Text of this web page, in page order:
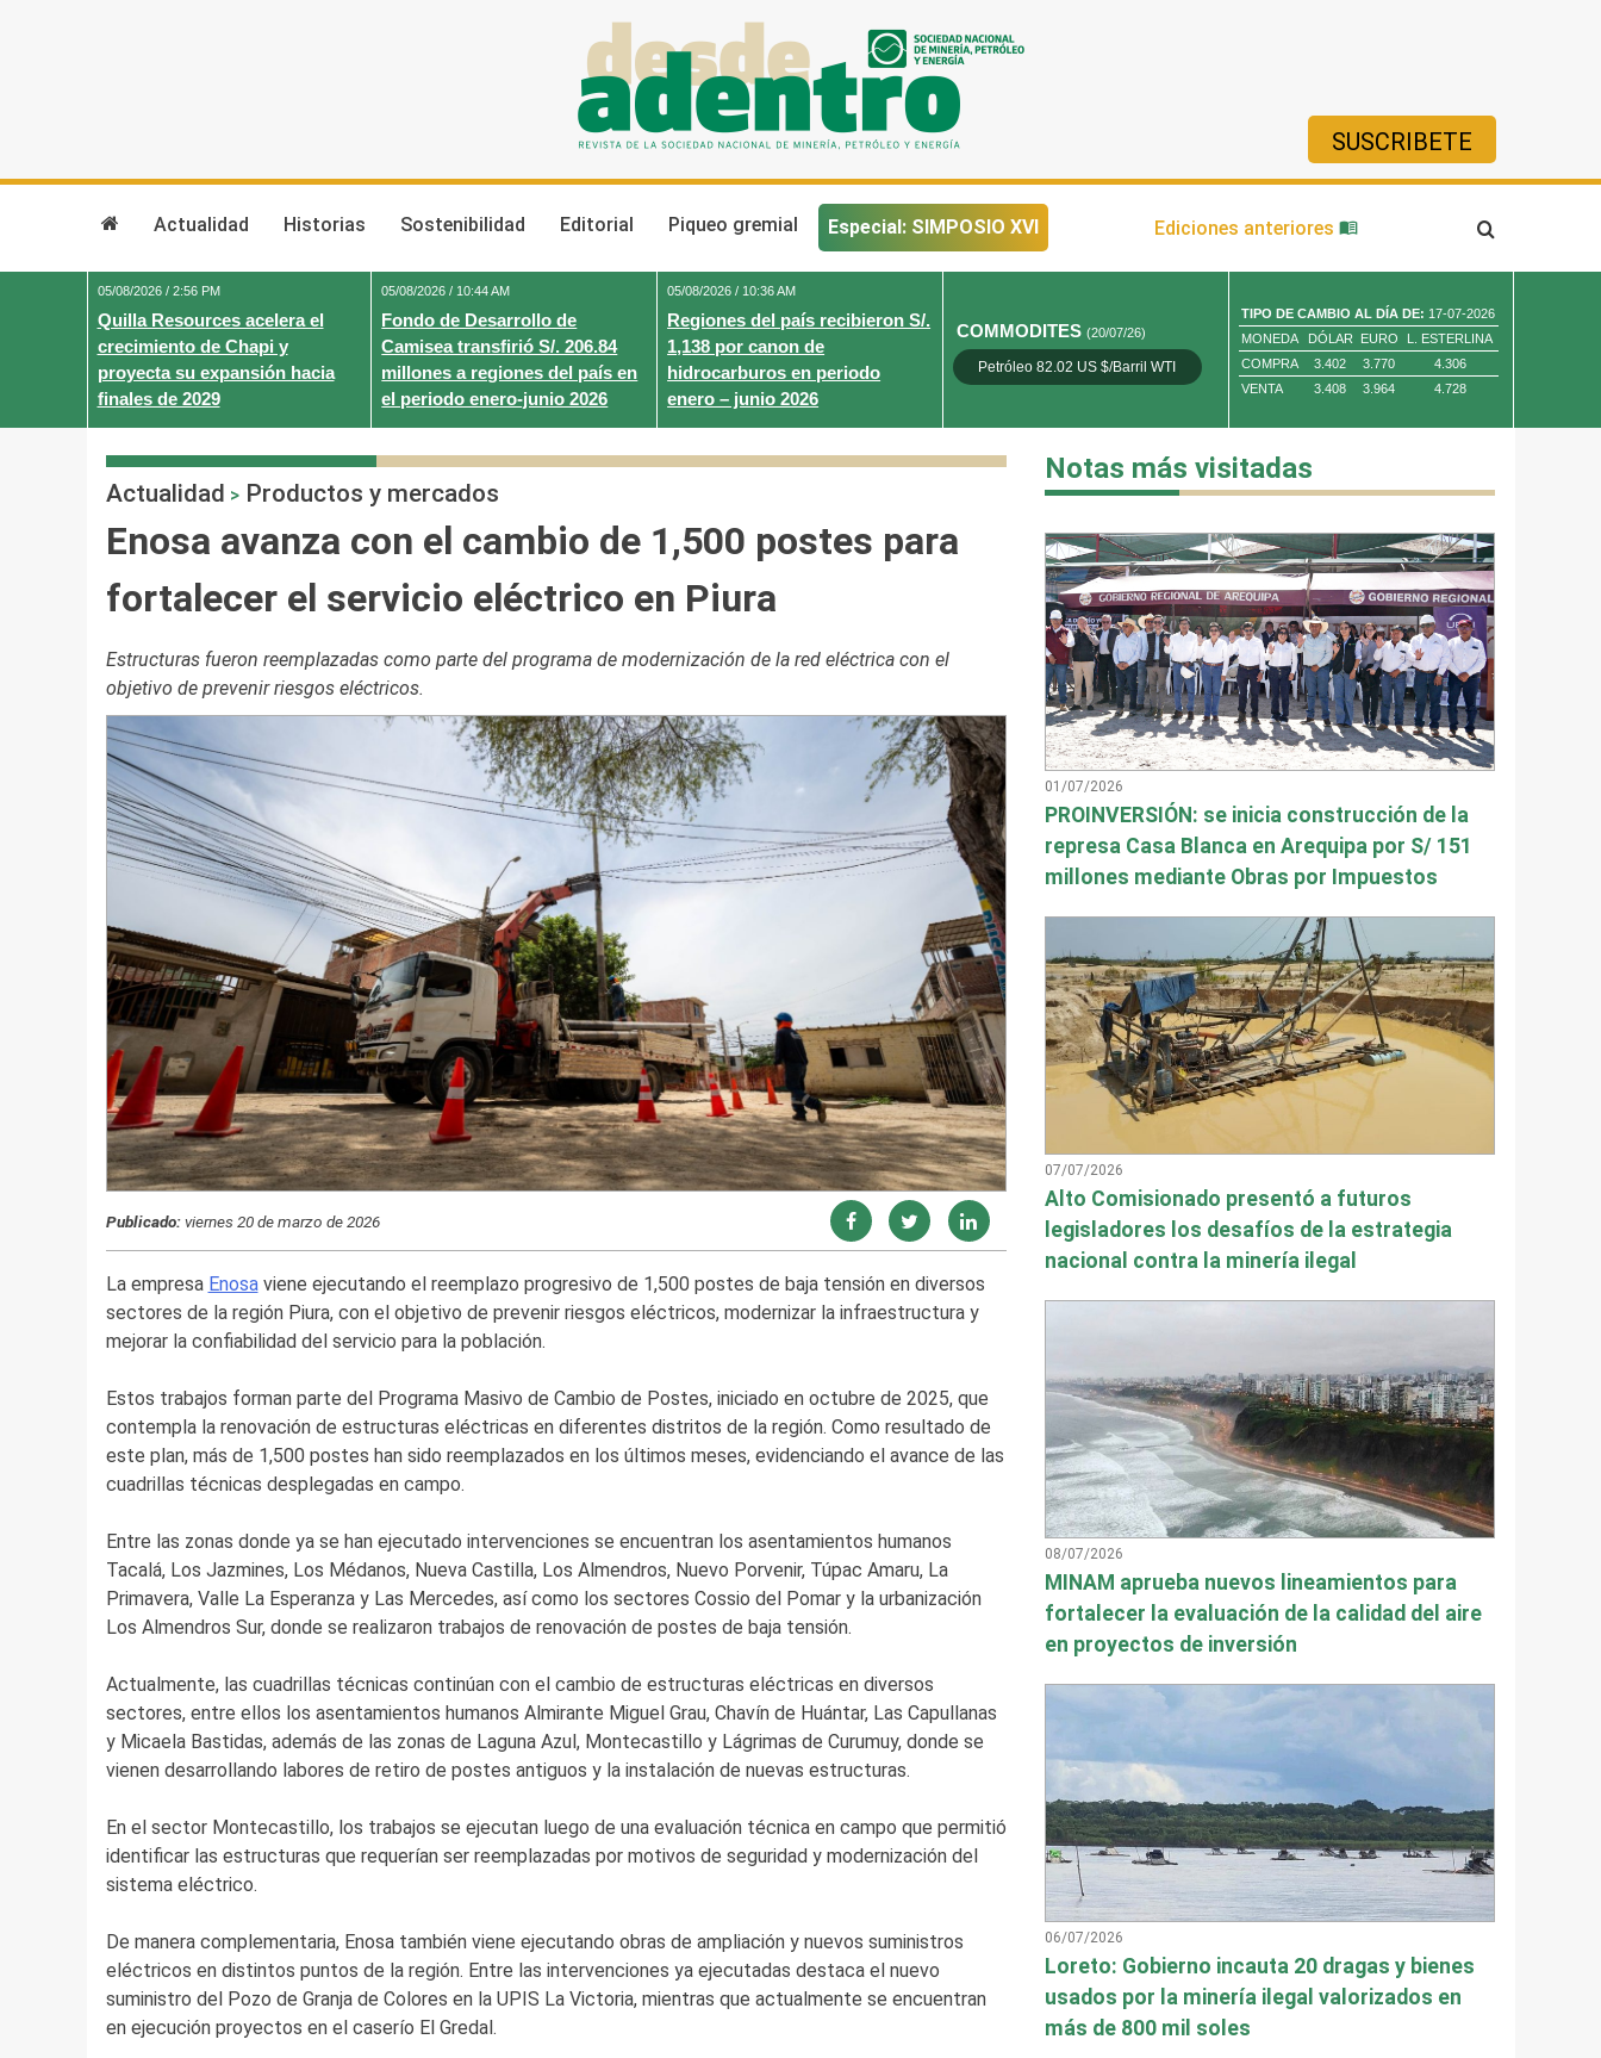
SUSCRIBETE
Actualidad Historias Sostenibilidad Editorial Piqueo gremial Especial: SIMPOSIO XVI Ediciones anteriores
05/08/2026 / 2:56 PM
Quilla Resources acelera el
crecimiento de Chapi y
proyecta su expansión hacia
finales de 2029
05/08/2026 / 10:44 AM
Fondo de Desarrollo de
Camisea transfirió S/. 206.84
millones a regiones del país en
el periodo enero-junio 2026
05/08/2026 / 10:36 AM
Regiones del país recibieron S/.
1,138 por canon de
hidrocarburos en periodo
enero – junio 2026
COMMODITES(20/07/26)
Petróleo 82.02 US $/Barril WTI Oro 4,010.80 US $/ Oz. Tr.
TIPO DE CAMBIO AL DÍA DE: 17-07-2026
MONEDA
DÓLAR EURO
L. ESTERLINA
COMPRA
3.402 3.770
4.306
VENTA
3.408 3.964 4.728
Actualidad > Productos y mercados
Enosa avanza con el cambio de 1,500 postes para
fortalecer el servicio eléctrico en Piura
Estructuras fueron reemplazadas como parte del programa de modernización de la red eléctrica con el
objetivo de prevenir riesgos eléctricos.
Publicado:viernes 20 de marzo de 2026
La empresa Enosaviene ejecutando el reemplazo progresivo de 1,500 postes de baja tensión en diversos
sectores de la región Piura, con el objetivo de prevenir riesgos eléctricos, modernizar la infraestructura y
mejorar la confiabilidad del servicio para la población.
Estos trabajos forman parte del Programa Masivo de Cambio de Postes, iniciado en octubre de 2025, que
contempla la renovación de estructuras eléctricas en diferentes distritos de la región. Como resultado de
este plan, más de 1,500 postes han sido reemplazados en los últimos meses, evidenciando el avance de las
cuadrillas técnicas desplegadas en campo.
Entre las zonas donde ya se han ejecutado intervenciones se encuentran los asentamientos humanos
Tacalá, Los Jazmines, Los Médanos, Nueva Castilla, Los Almendros, Nuevo Porvenir, Túpac Amaru, La
Primavera, Valle La Esperanza y Las Mercedes, así como los sectores Cossio del Pomar y la urbanización
Los Almendros Sur, donde se realizaron trabajos de renovación de postes de baja tensión.
Actualmente, las cuadrillas técnicas continúan con el cambio de estructuras eléctricas en diversos
sectores, entre ellos los asentamientos humanos Almirante Miguel Grau, Chavín de Huántar, Las Capullanas
y Micaela Bastidas, además de las zonas de Laguna Azul, Montecastillo y Lágrimas de Curumuy, donde se
vienen desarrollando labores de retiro de postes antiguos y la instalación de nuevas estructuras.
En el sector Montecastillo, los trabajos se ejecutan luego de una evaluación técnica en campo que permitió
identificar las estructuras que requerían ser reemplazadas por motivos de seguridad y modernización del
sistema eléctrico.
De manera complementaria, Enosa también viene ejecutando obras de ampliación y nuevos suministros
eléctricos en distintos puntos de la región. Entre las intervenciones ya ejecutadas destaca el nuevo
suministro del Pozo de Granja de Colores en la UPIS La Victoria, mientras que actualmente se encuentran
en ejecución proyectos en el caserío El Gredal.
Notas más visitadas
01/07/2026
PROINVERSIÓN: se inicia construcción de la
represa Casa Blanca en Arequipa por S/ 151
millones mediante Obras por Impuestos
07/07/2026
Alto Comisionado presentó a futuros
legisladores los desafíos de la estrategia
nacional contra la minería ilegal
08/07/2026
MINAM aprueba nuevos lineamientos para
fortalecer la evaluación de la calidad del aire
en proyectos de inversión
06/07/2026
Loreto: Gobierno incauta 20 dragas y bienes
usados por la minería ilegal valorizados en
más de 800 mil soles